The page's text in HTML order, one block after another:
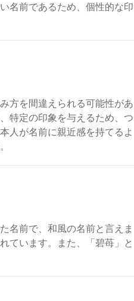
名前であるため、個性的な印
方を間違えられる可能性があ
特定の印象を与えるため、つ
人が名前に親近感を持てるよ
名前で、和風の名前と言えま
ています。また、「碧苺」と